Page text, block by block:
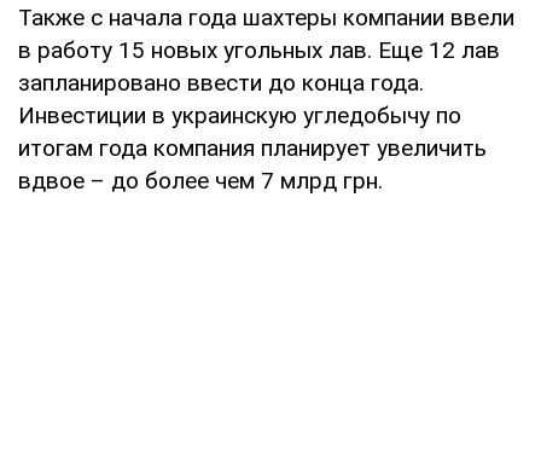
Также с начала года шахтеры компании ввели
в работу 15 новых угольных лав. Еще 12 лав
запланировано ввести до конца года.
Инвестиции в украинскую угледобычу по
итогам года компания планирует увеличить
вдвое – до более чем 7 млрд грн.